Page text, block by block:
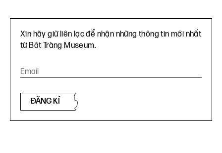
Xin hãy giữ liên lạc để nhận những thông tin mới nhất
từ Bát Tràng Museum.
ĐĂNG KÍ